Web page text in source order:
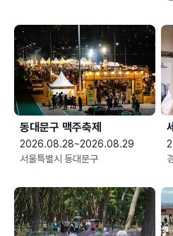
동대문구 맥주축제
2026.08.28~2026.08.29
서울특별시 동대문구